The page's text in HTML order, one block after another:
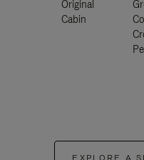
Original
Cabin
EXPLORE A